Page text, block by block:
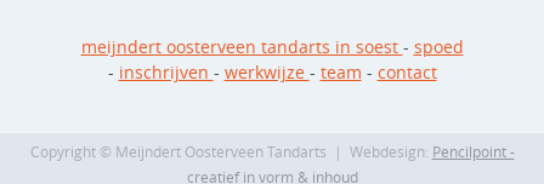
meijndert oosterveen tandarts in soest - spoed
- inschrijven - werkwijze - team - contact
Copyright © Meijndert Oosterveen Tandarts | Webdesign: Pencilpoint -
creatief in vorm & inhoud